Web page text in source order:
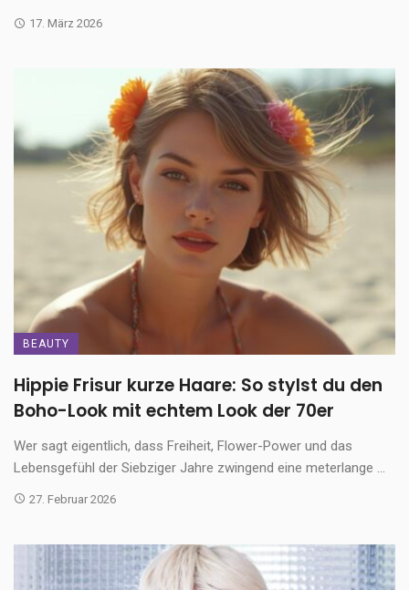
17. März 2026
BEAUTY
Hippie Frisur kurze Haare: So stylst du den
Boho-Look mit echtem Look der 70er
Wer sagt eigentlich, dass Freiheit, Flower-Power und das
Lebensgefühl der Siebziger Jahre zwingend eine meterlange ...
27. Februar 2026